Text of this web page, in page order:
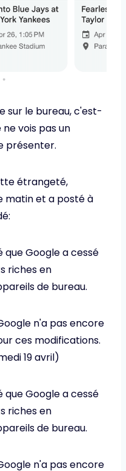
sur le bureau, c'est-
vois pas un
présenter.
étrangeté,
matin et a posté à
Google a cessé
riches en
de bureau.
n'a pas encore
ces modifications.
19 avril)
Google a cessé
riches en
de bureau.
n'a pas encore